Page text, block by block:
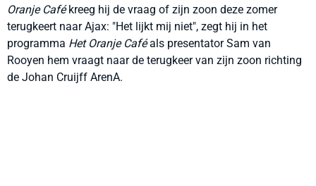
Oranje Cafékreeg hij de vraag of zijn zoon deze zomer
terugkeert naar Ajax: "Het lijkt mij niet", zegt hij in het
programma Het Oranje Caféals presentator Sam van
Rooyen hem vraagt naar de terugkeer van zijn zoon richting
de Johan Cruijff ArenA.